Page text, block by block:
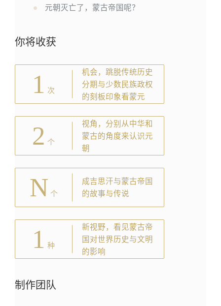
元朝灭亡了，蒙古帝国呢？
你将收获
1 次
机会，跳脱传统历史
分期与少数民族政权
的刻板印象看蒙元
2 个
视角，分别从中华和
蒙古的角度来认识元
朝
N 个
成吉思汗与蒙古帝国
的故事与传说
1 种
新视野，看见蒙古帝
国对世界历史与文明
的影响
制作团队